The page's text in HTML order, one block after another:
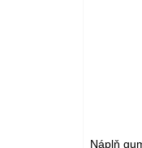
Náplň